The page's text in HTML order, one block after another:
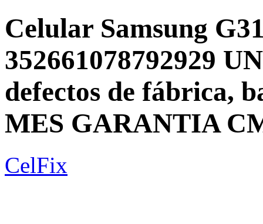
Celular Samsung
352661078792929
defectos de fábrica,
MES GARANTIA
CelFix